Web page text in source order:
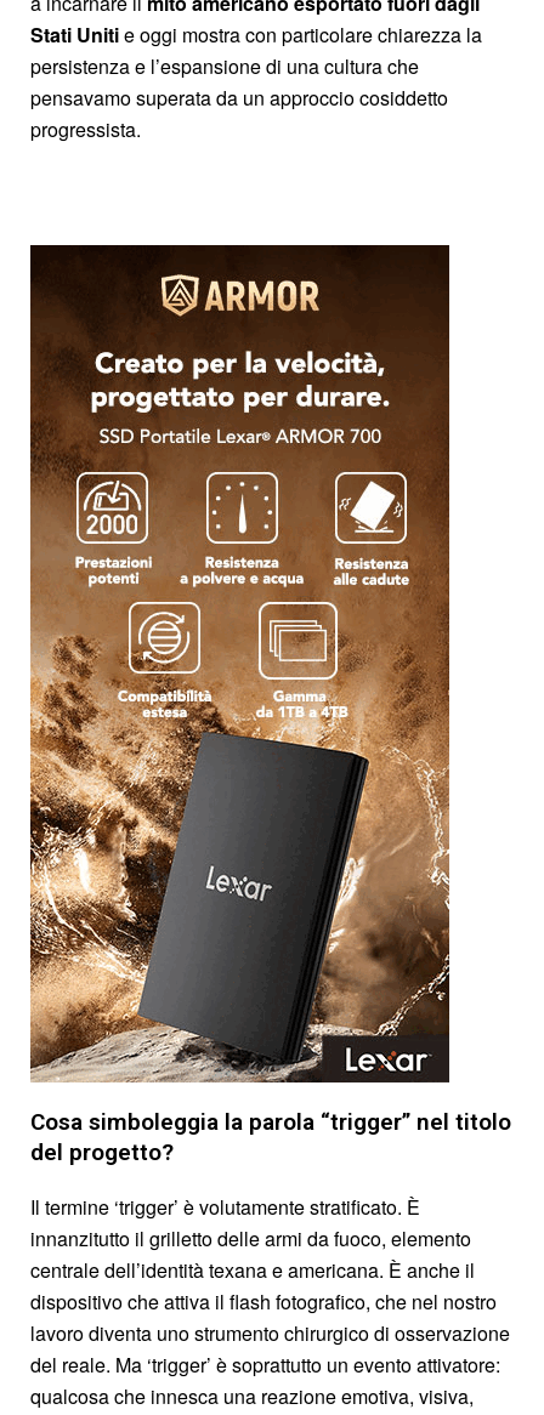
Stati Unitie oggi mostra con particolare chiarezza la
persistenza e l’espansione di una cultura che
pensavamo superata da un approccio cosiddetto
progressista.
Cosa simboleggia la parola “trigger” nel titolo
del progetto?
Il termine ‘trigger’ è volutamente stratificato. È
innanzitutto il grilletto delle armi da fuoco, elemento
centrale dell’identità texana e americana. È anche il
dispositivo che attiva il flash fotografico, che nel nostro
lavoro diventa uno strumento chirurgico di osservazione
del reale. Ma ‘trigger’ è soprattutto un evento attivatore:
qualcosa che innesca una reazione emotiva, visiva,